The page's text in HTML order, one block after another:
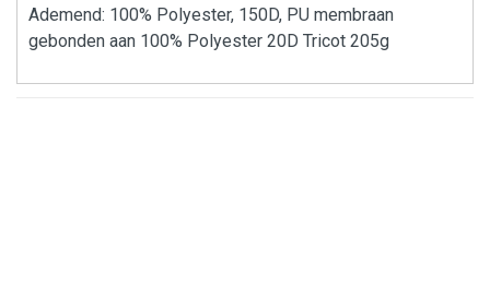
Ademend: 100% Polyester, 150D, PU membraan
gebonden aan 100% Polyester 20D Tricot 205g